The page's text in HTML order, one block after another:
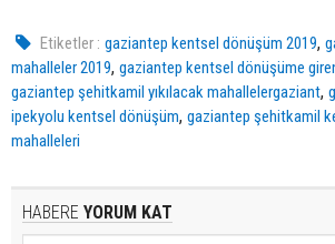
Etiketler : gaziantep kentsel dönüşüm 2019,
mahalleler 2019, gaziantep kentsel dönüşüme
gaziantep şehitkamil yıkılacak mahallelergaziant,
ipekyolu kentsel dönüşüm, gaziantep şehitkamil
mahalleleri
HABERE YORUM KAT